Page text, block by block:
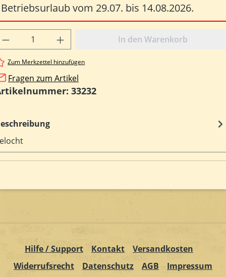
Betriebsurlaub vom 29.07. bis 14.08.2026.
Anzahl: Gib den gewünschten
In den Warenkorb
Zum Merkzettel hinzufügen
Fragen zum Artikel
33232
Hilfe / Support Kontakt
Versandkosten
Widerrufsrecht
Datenschutz AGB Impressum